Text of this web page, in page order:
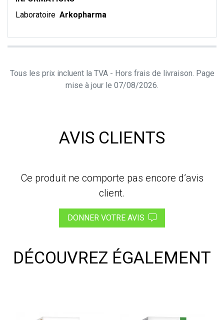
Laboratoire Arkopharma
Tous les prix incluent la TVA - Hors frais de livraison. Page
mise à jour le 07/08/2026.
AVIS CLIENTS
Ce produit ne comporte pas encore d’avis
client.
DONNER VOTRE AVIS
DÉCOUVREZ ÉGALEMENT